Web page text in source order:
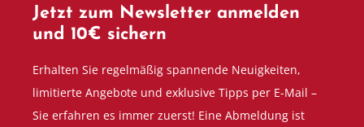
Jetzt zum Newsletter anmelden
und 10€ sichern
Erhalten Sie regelmäßig spannende Neuigkeiten,
limitierte Angebote und exklusive Tipps per E-Mail –
Sie erfahren es immer zuerst! Eine Abmeldung ist